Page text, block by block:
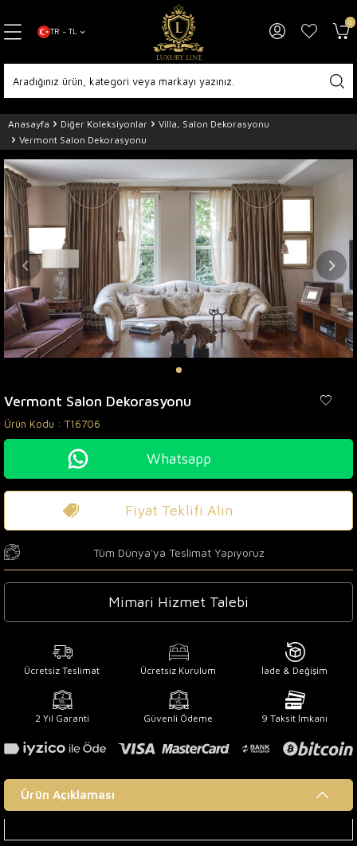
TR − TL
0
Anasayfa Diğer Koleksiyonlar
Villa, Salon Dekorasyonu
Vermont Salon Dekorasyonu
Vermont Salon Dekorasyonu
Ürün Kodu : T16706
Whatsapp
Fiyat Teklifi Alın
Tüm Dünya'ya Teslimat Yapıyoruz
Mimari Hizmet Talebi
Ücretsiz Teslimat Ücretsiz Kurulum İade & Değişim
2 Yıl Garanti Güvenli Ödeme 9 Taksit İmkanı
Ürün Açıklaması